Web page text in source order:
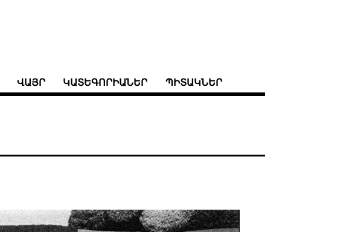
ՎԱՅՐ ԿԱՏԵԳՈՐԻԱՆԵՐ ՊԻՏԱԿՆԵՐ